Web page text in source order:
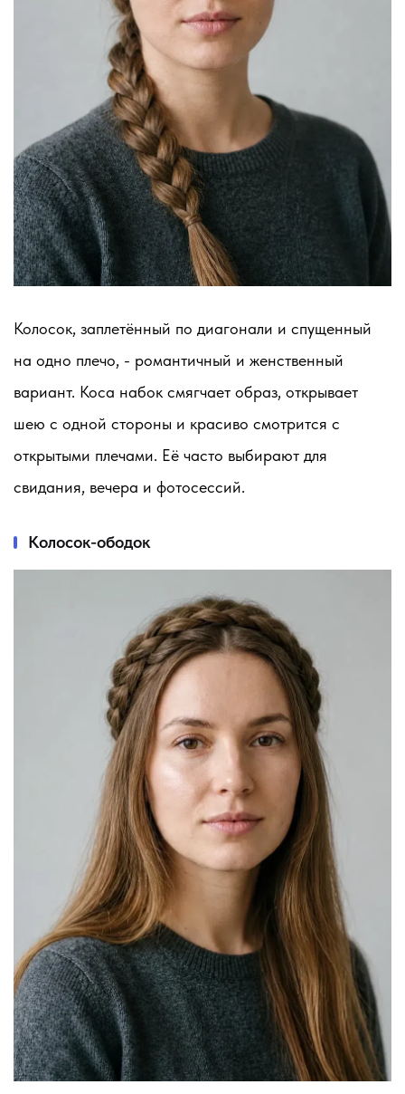
Колосок, заплетённый по диагонали и спущенный
на одно плечо, - романтичный и женственный
вариант. Коса набок смягчает образ, открывает
шею с одной стороны и красиво смотрится с
открытыми плечами. Её часто выбирают для
свидания, вечера и фотосессий.
Колосок-ободок